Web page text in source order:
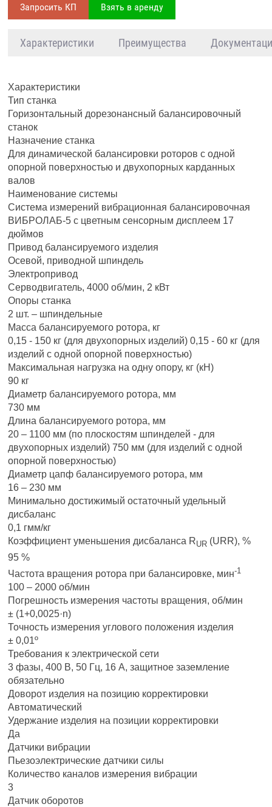
Запросить КП Взять в аренду
Характеристики Преимущества
Характеристики
Тип станка
Горизонтальный дорезонансный балансировочный
станок
Назначение станка
Для динамической балансировки роторов с одной
опорной поверхностью и двухопорных карданных
валов
Наименование системы
Система измерений вибрационная балансировочная
ВИБРОЛАБ-5 с цветным сенсорным дисплеем 17
дюймов
Привод балансируемого изделия
Осевой, приводной шпиндель
Электропривод
Серводвигатель, 4000 об/мин, 2 кВт
Опоры станка
2 шт. – шпиндельные
Масса балансируемого ротора, кг
0,15 - 150 кг (для двухопорных изделий) 0,15 - 60 кг (для
изделий с одной опорной поверхностью)
Максимальная нагрузка на одну опору, кг (кН)
90 кг
Диаметр балансируемого ротора, мм
730 мм
Длина балансируемого ротора, мм
20 – 1100 мм (по плоскостям шпинделей - для
двухопорных изделий) 750 мм (для изделий с одной
опорной поверхностью)
Диаметр цапф балансируемого ротора, мм
16 – 230 мм
Минимально достижимый остаточный удельный
дисбаланс
0,1 гмм/кг
Коэффициент уменьшения дисбаланса RUR (URR), %
95 %
Частота вращения ротора при балансировке, мин-1
100 – 2000 об/мин
Погрешность измерения частоты вращения, об/мин
± (1+0,0025·n)
Точность измерения углового положения изделия
± 0,01º
Требования к электрической сети
3 фазы, 400 В, 50 Гц, 16 А, защитное заземление
обязательно
Доворот изделия на позицию корректировки
Автоматический
Удержание изделия на позиции корректировки
Да
Датчики вибрации
Пьезоэлектрические датчики силы
Количество каналов измерения вибрации
3
Датчик оборотов